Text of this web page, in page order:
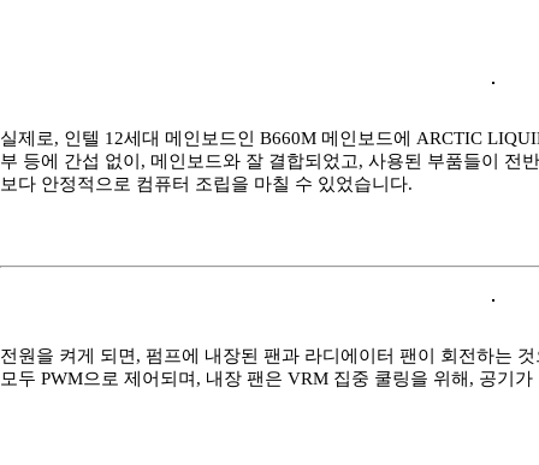
실제로, 인텔 12세대 메인보드인 B660M 메인보드에 ARCTIC
부 등에 간섭 없이, 메인보드와 잘 결합되었고, 사용된 부품들이 전
보다 안정적으로 컴퓨터 조립을 마칠 수 있었습니다.
전원을 켜게 되면, 펌프에 내장된 팬과 라디에이터 팬이 회전하는
모두 PWM으로 제어되며, 내장 팬은 VRM 집중 쿨링을 위해, 공기